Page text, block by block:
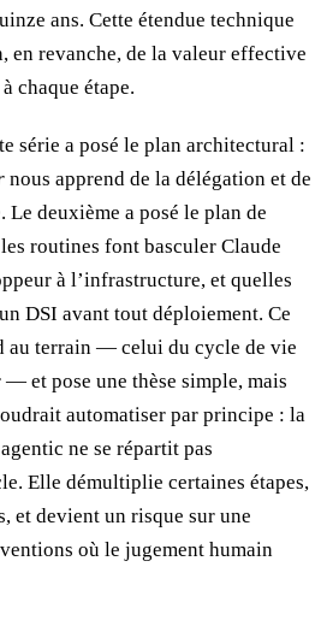
ans. Cette étendue technique
en revanche, de la valeur effective
chaque étape.
série a posé le plan architectural :
nous apprend de la délégation et de
deuxième a posé le plan de
routines font basculer Claude
à l’infrastructure, et quelles
DSI avant tout déploiement. Ce
au terrain — celui du cycle de vie
et pose une thèse simple, mais
automatiser par principe : la
ne se répartit pas
Elle démultiplie certaines étapes,
et devient un risque sur une
où le jugement humain